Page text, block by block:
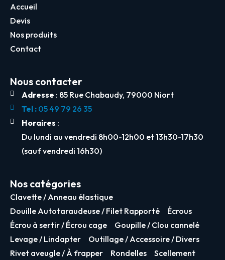
Accueil
Devis
Nos produits
Contact
Nous contacter
Adresse : 85 Rue Chabaudy, 79000 Niort
Tel :05 49 79 26 35
Horaires :
Du lundi au vendredi 8h00-12h00 et 13h30-17h30
(sauf vendredi 16h30)
Nos catégories
Clavette / Anneau élastique
Douille Autotaraudeuse / Filet Rapporté
Écrous
Écrou à sertir / Écrou cage
Goupille / Clou cannelé
Levage / Lindapter
Outillage / Accessoire / Divers
Rivet aveugle / À frapper
Rondelles
Scellement